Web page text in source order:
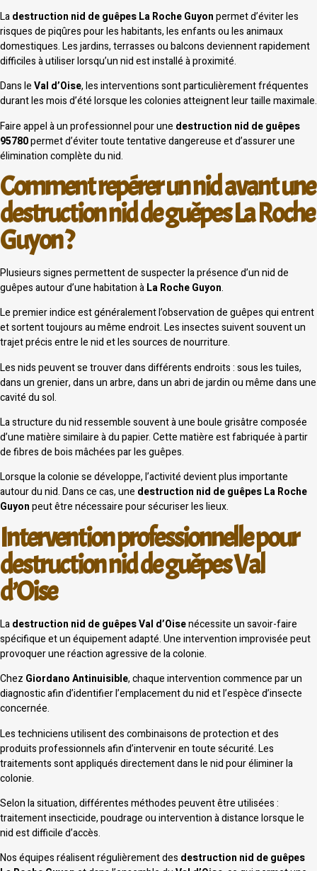
Ladestruction nid de guêpes La Roche Guyonpermet d’éviter les
risques de piqûres pour les habitants, les enfants ou les animaux
domestiques. Les jardins, terrasses ou balcons deviennent rapidement
difficiles à utiliser lorsqu’un nid est installé à proximité.
Dans leVal d’Oise, les interventions sont particulièrement fréquentes
durant les mois d’été lorsque les colonies atteignent leur taille maximale.
Faire appel à un professionnel pour une destruction nid de guêpes
95780permet d’éviter toute tentative dangereuse et d’assurer une
élimination complète du nid.
Comment repérer un nid avant une
destruction nid de guêpes La Roche
Guyon ?
Plusieurs signes permettent de suspecter la présence d’un nid de
guêpes autour d’une habitation àLa Roche Guyon.
Le premier indice est généralement l’observation de guêpes qui entrent
et sortent toujours au même endroit. Les insectes suivent souvent un
trajet précis entre le nid et les sources de nourriture.
Les nids peuvent se trouver dans différents endroits : sous les tuiles,
dans un grenier, dans un arbre, dans un abri de jardin ou même dans une
cavité du sol.
La structure du nid ressemble souvent à une boule grisâtre composée
d’une matière similaire à du papier. Cette matière est fabriquée à partir
de fibres de bois mâchées par les guêpes.
Lorsque la colonie se développe, l’activité devient plus importante
autour du nid. Dans ce cas, une destruction nid de guêpes La Roche
Guyonpeut être nécessaire pour sécuriser les lieux.
Intervention professionnelle pour
destruction nid de guêpes Val
d’Oise
Ladestruction nid de guêpes Val d’Oisenécessite un savoir-faire
spécifique et un équipement adapté. Une intervention improvisée peut
provoquer une réaction agressive de la colonie.
Chez Giordano Antinuisible, chaque intervention commence par un
diagnostic afin d’identifier l’emplacement du nid et l’espèce d’insecte
concernée.
Les techniciens utilisent des combinaisons de protection et des
produits professionnels afin d’intervenir en toute sécurité. Les
traitements sont appliqués directement dans le nid pour éliminer la
colonie.
Selon la situation, différentes méthodes peuvent être utilisées :
traitement insecticide, poudrage ou intervention à distance lorsque le
nid est difficile d’accès.
Nos équipes réalisent régulièrement des destruction nid de guêpes